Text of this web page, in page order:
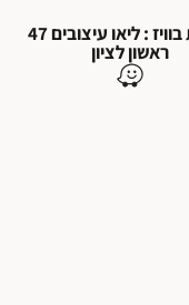
כתובת בוויז : ליאו עיצובים 47
ראשון לציון